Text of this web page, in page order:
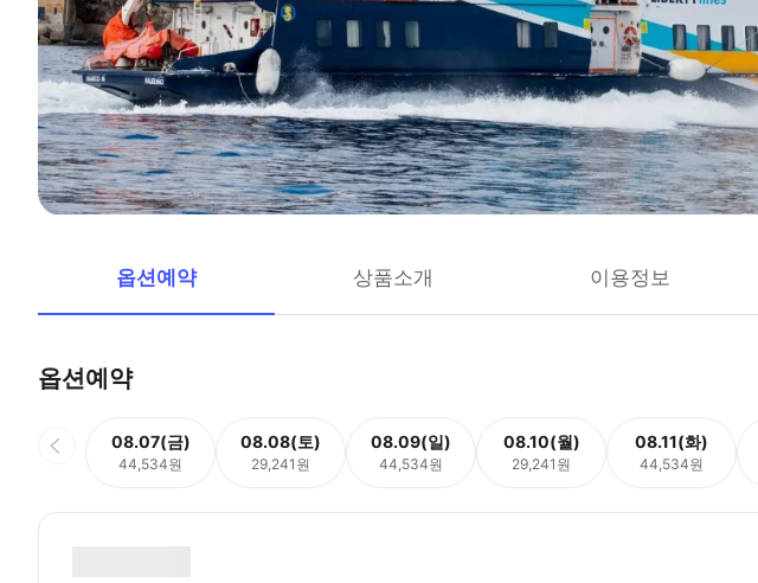
옵션예약 상품소개 이용정보
옵션예약
08.07(금)
44,534원
08.08(토)
29,241원
08.09(일)
44,534원
08.10(월)
29,241원
08.11(화)
44,534원